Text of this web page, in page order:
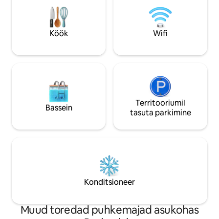
ideaalne koht aja maha võtmiseks ja
lõõgastumiseks. Vaata karjamaal
lambaid, märka kängurusid hämaras või
jälgi vombateid ja siilninasid, kui
Tunni kaugusel
miili hooldusest.
Köök Wifi
Bassein
Territooriumil
tasuta parkimine
Konditsioneer
Muud toredad puhkemajad asukohas